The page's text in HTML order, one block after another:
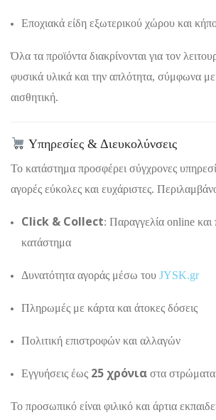
Εποχιακά είδη εξωτερικού χώρου και
Όλα τα προϊόντα διακρίνονται για τον
φυσικά υλικά και την απλότητα, σύμφωνα με
αισθητική.
Υπηρεσίες & Διευκολύνσεις
Το κατάστημα προσφέρει σύγχρονες
αγορές εύκολες και ευχάριστες.
Click & Collect: Παραγγελία online
κατάστημα
Δυνατότητα αγοράς μέσω του JYSK.gr
Πληρωμές με κάρτα και άτοκες δόσεις
Πολιτική επιστροφών και αλλαγών
Εγγυήσεις έως 25 χρόνια στα
Το προσωπικό είναι φιλικό και άρτια